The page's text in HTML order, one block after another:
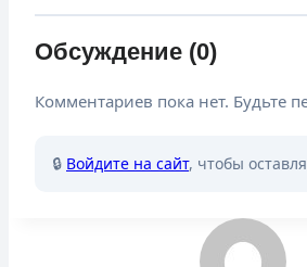
Обсуждение (0)
Комментариев пока нет. Будьте
🔒 Войдите на сайт, чтобы